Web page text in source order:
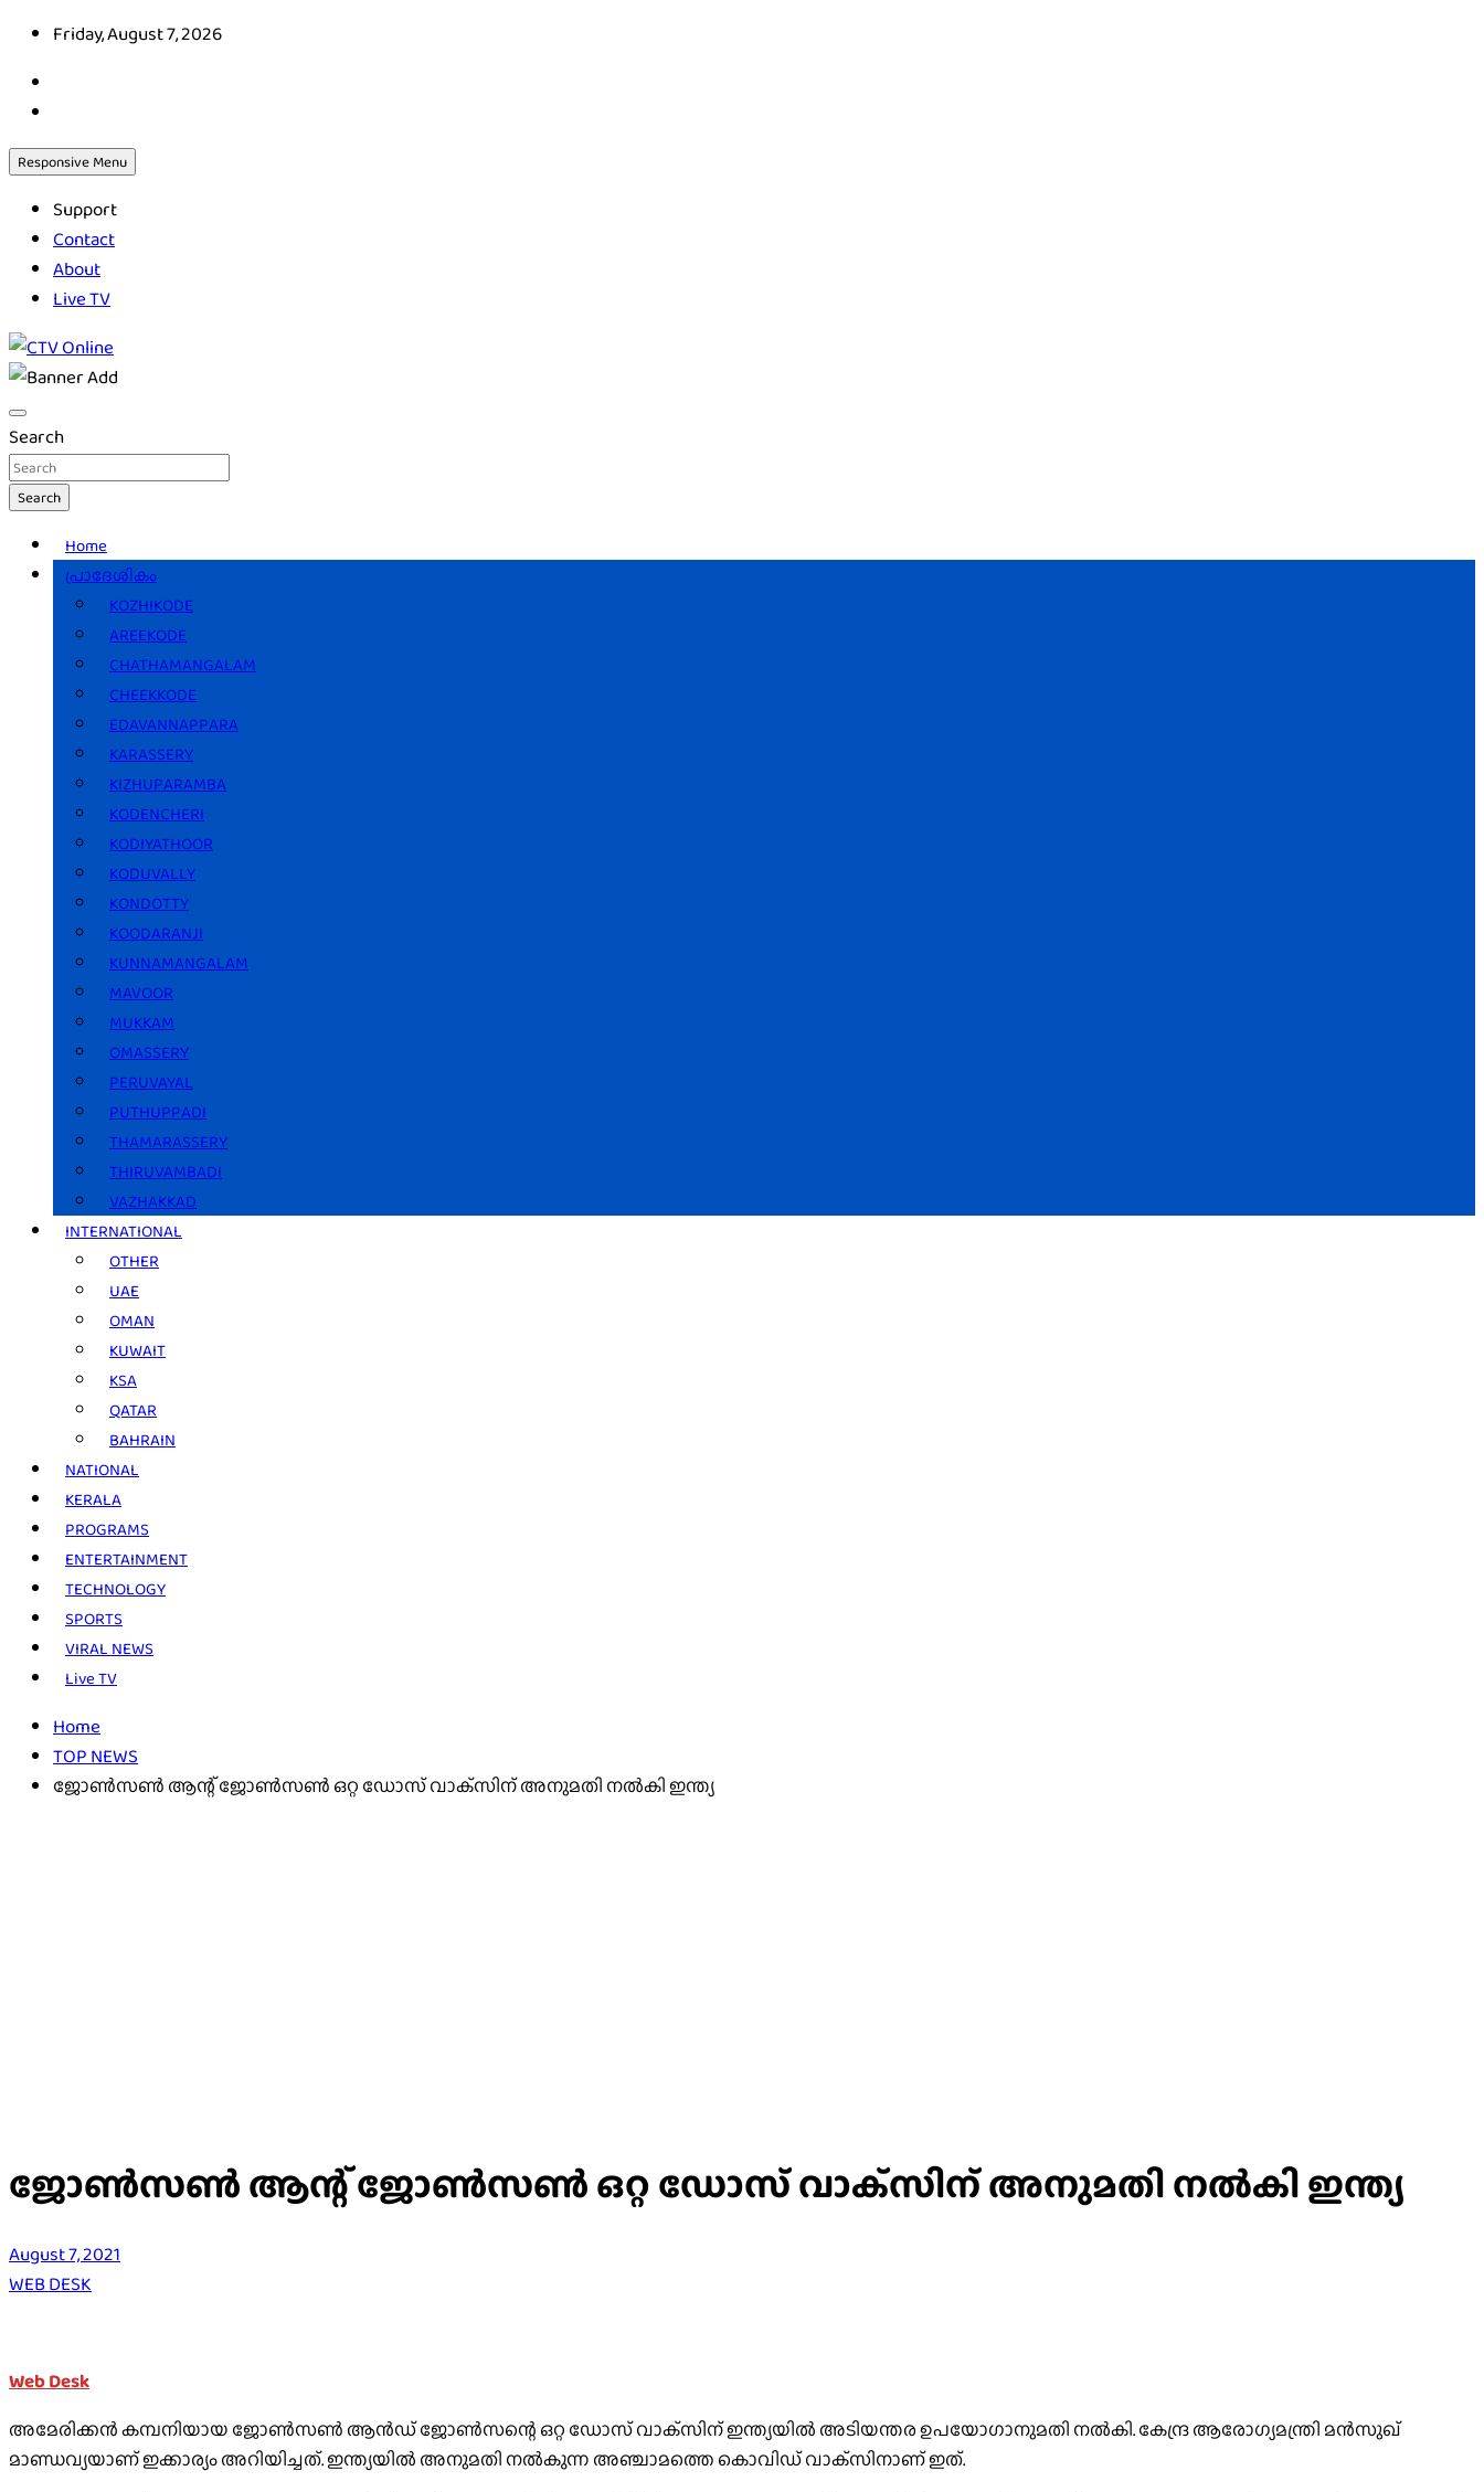
Skip
content
Friday, August 7, 2026
Responsive Menu
Support
Contact
About
Live TV
CTV Online
Search
Search
Home
പ്രാദേശികം
KOZHIKODE
AREEKODE
CHATHAMANGALAM
CHEEKKODE
EDAVANNAPPARA
KARASSERY
KIZHUPARAMBA
KODENCHERI
KODIYATHOOR
KODUVALLY
KONDOTTY
KOODARANJI
KUNNAMANGALAM
MAVOOR
MUKKAM
OMASSERY
PERUVAYAL
PUTHUPPADI
THAMARASSERY
THIRUVAMBADI
VAZHAKKAD
INTERNATIONAL
OTHER
UAE
OMAN
KUWAIT
KSA
QATAR
BAHRAIN
NATIONAL
KERALA
PROGRAMS
ENTERTAINMENT
TECHNOLOGY
SPORTS
VIRAL NEWS
Live TV
Home
TOP NEWS
ജോണ്‍സണ്‍ ആന്റ് ജോണ്‍സണ്‍ ഒറ്റ ഡോസ് വാക്‌സിന് അനുമതി നല്‍കി ഇന്ത്യ
ജോണ്‍സണ്‍ ആന്റ് ജോണ്‍സണ്‍ ഒറ്റ ഡോസ് വാക്‌സിന് അനുമതി നല്‍കി ഇന്ത്യ
August 7, 2021
WEB DESK
Web Desk
അമേരിക്കന്‍ കമ്പനിയായ ജോണ്‍സണ്‍ ആന്‍ഡ് ജോണ്‍സന്റെ ഒറ്റ ഡോസ് വാക്‌സിന് ഇന്ത്യയില്‍ അടിയന്തര ഉപയോഗാനുമതി നല്‍കി. കേന്ദ്ര ആരോഗ്യമന്ത്രി മന്‍സുഖ്
മാണ്ഡവ്യയാണ് ഇക്കാര്യം അറിയിച്ചത്. ഇന്ത്യയില്‍ അനുമതി നല്‍കുന്ന അഞ്ചാമത്തെ കൊവിഡ് വാക്‌സിനാണ് ഇത്.